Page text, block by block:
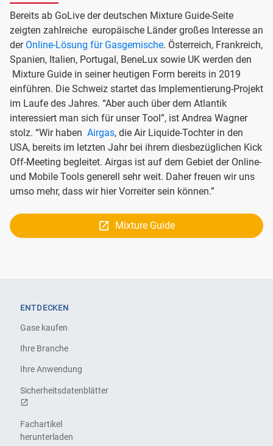
Bereits ab GoLive der deutschen Mixture Guide-Seite
zeigten zahlreiche europäische Länder großes Interesse an
der Online-Lösung für Gasgemische. Österreich, Frankreich,
Spanien, Italien, Portugal, BeneLux sowie UK werden den
Mixture Guide in seiner heutigen Form bereits in 2019
einführen. Die Schweiz startet das Implementierung-Projekt
im Laufe des Jahres. “Aber auch über dem Atlantik
interessiert man sich für unser Tool”, ist Andrea Wagner
stolz. “Wir haben Airgas, die Air Liquide-Tochter in den
USA, bereits im letzten Jahr bei ihrem diesbezüglichen Kick
Off-Meeting begleitet. Airgas ist auf dem Gebiet der Online-
und Mobile Tools generell sehr weit. Daher freuen wir uns
umso mehr, dass wir hier Vorreiter sein können.”
Mixture Guide
ENTDECKEN
Gase kaufen
Ihre Branche
Ihre Anwendung
Sicherheitsdatenblätter
Fachartikel
herunterladen